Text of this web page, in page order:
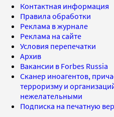
Контактная информация
Правила обработки
Реклама в журнале
Реклама на сайте
Условия перепечатки
Архив
Вакансии в Forbes Russia
Сканер иноагентов,
терроризму и
нежелательными
Подписка на печатную